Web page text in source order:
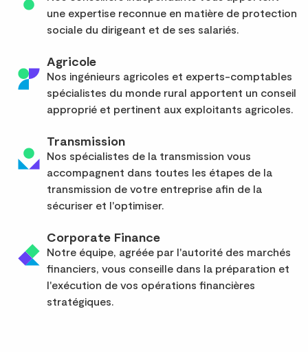
une expertise reconnue en matière de protection
sociale du dirigeant et de ses salariés.
Agricole
Nos ingénieurs agricoles et experts-comptables
spécialistes du monde rural apportent un conseil
approprié et pertinent aux exploitants agricoles.
Transmission
Nos spécialistes de la transmission vous
accompagnent dans toutes les étapes de la
transmission de votre entreprise afin de la
sécuriser et l'optimiser.
Corporate Finance
Notre équipe, agréée par l'autorité des marchés
financiers, vous conseille dans la préparation et
l'exécution de vos opérations financières
stratégiques.